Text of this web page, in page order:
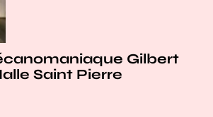
Gilbert
Saint Pierre